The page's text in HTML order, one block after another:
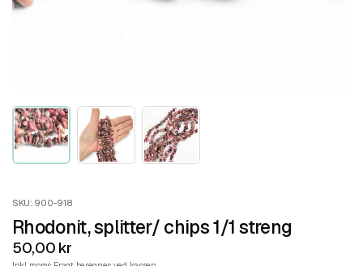
SKU: 900-918
Rhodonit, splitter/ chips 1/1 streng
50,00 kr